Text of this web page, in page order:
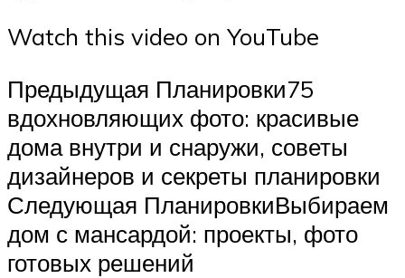
Watch this video on YouTube
Предыдущая Планировки75
вдохновляющих фото: красивые
дома внутри и снаружи, советы
дизайнеров и секреты планировки
Следующая ПланировкиВыбираем
дом с мансардой: проекты, фото
готовых решений